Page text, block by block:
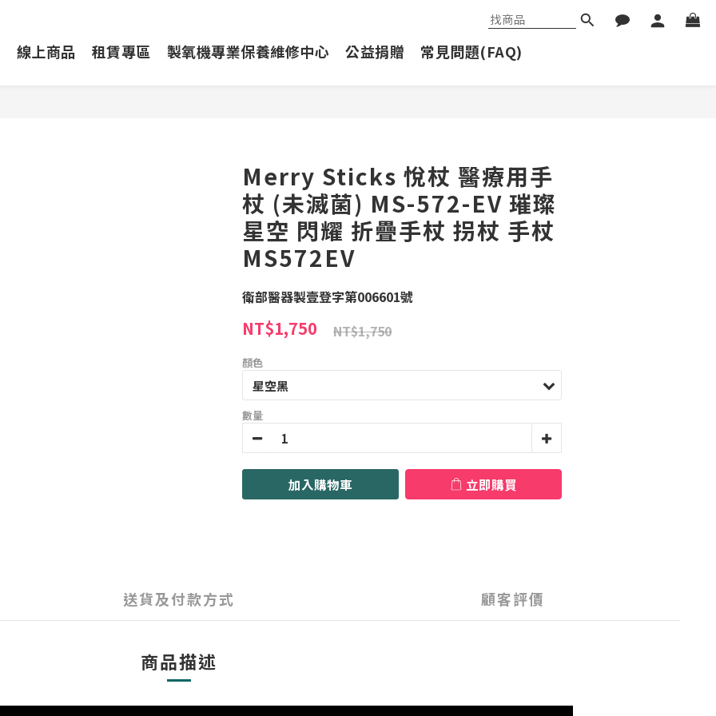
線上商品 租賃專區 製氧機專業保養維修中心 公益捐贈 常見問題(FAQ)
Merry Sticks 悅杖 醫療用手
杖 (未滅菌) MS-572-EV 璀璨
星空 閃耀 折疊手杖 拐杖 手杖
MS572EV
衛部醫器製壹登字第006601號
NT$1,750 NT$1,750
顏色
數量
加入購物車 立即購買
送貨及付款方式 顧客評價
商品描述